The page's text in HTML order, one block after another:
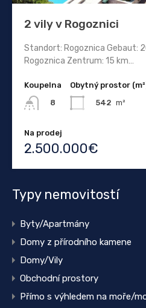
2 vily v Rogoznici
Standort: Rogoznica Gebaut:
Rogoznica Zentrum: 15 km…
Koupelna
8
Obytný prostor
542 m²
Na prodej
2.500.000€
Typy nemovitostí
Byty/Apartmány
Domy z přírodního kamene
Domy/Vily
Obchodní prostory
Přímo s výhledem na moře/